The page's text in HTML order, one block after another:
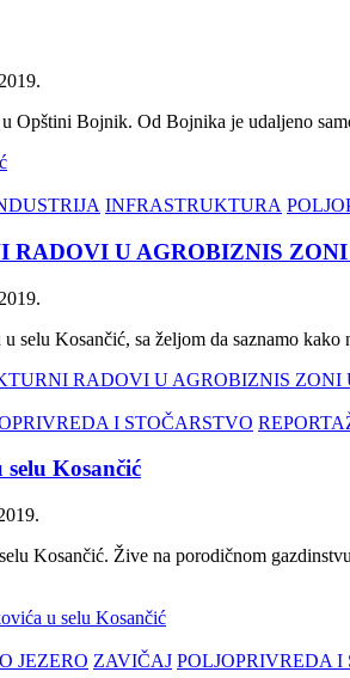
Opštini Bojnik. Od Bojnika je udaljeno
INFRASTRUKTURA
RADOVI U AGROBIZNIS
selu Kosančić, sa željom da saznamo
RADOVI U AGROBIZNIS ZONI
I STOČARSTVO
Kosančić
Kosančić. Žive na porodičnom
u selu Kosančić
JEZERO ZAVIČAJ POLJOPRIVREDA I